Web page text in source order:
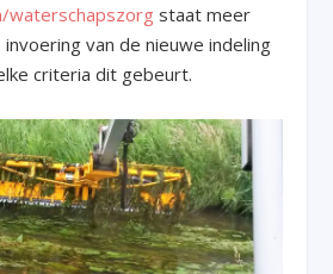
waterschapszorg staat meer
van de nieuwe indeling
criteria dit gebeurt.